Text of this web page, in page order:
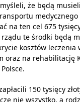
że będą musieli
medycznego
na ten cel 675
te środki będą
kosztów leczenia
oraz na rehabilitację
150 tysięcy
nie wszystko, a